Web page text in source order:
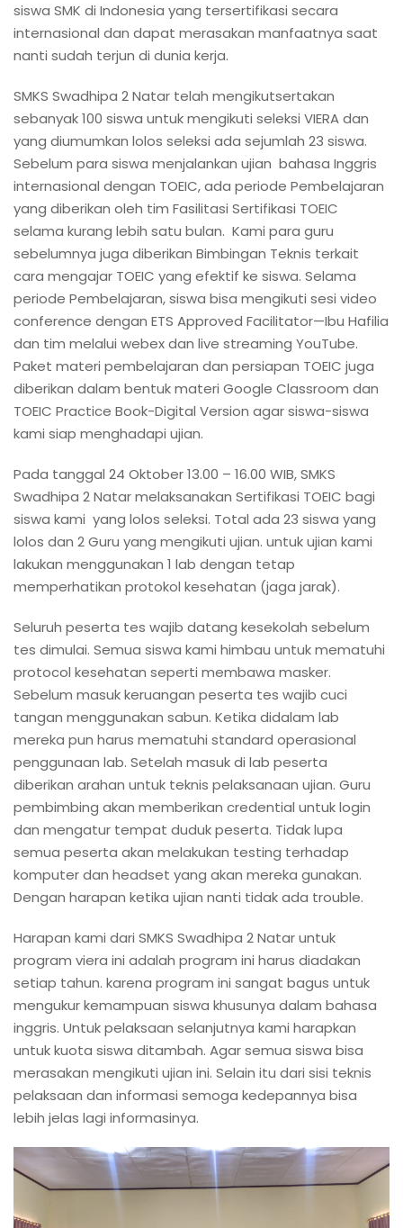
siswa SMK di Indonesia yang tersertifikasi secara
internasional dan dapat merasakan manfaatnya saat
nanti sudah terjun di dunia kerja.
SMKS Swadhipa 2 Natar telah mengikutsertakan
sebanyak 100 siswa untuk mengikuti seleksi VIERA dan
yang diumumkan lolos seleksi ada sejumlah 23 siswa.
Sebelum para siswa menjalankan ujian bahasa Inggris
internasional dengan TOEIC, ada periode Pembelajaran
yang diberikan oleh tim Fasilitasi Sertifikasi TOEIC
selama kurang lebih satu bulan. Kami para guru
sebelumnya juga diberikan Bimbingan Teknis terkait
cara mengajar TOEIC yang efektif ke siswa. Selama
periode Pembelajaran, siswa bisa mengikuti sesi video
conference dengan ETS Approved Facilitator—Ibu Hafilia
dan tim melalui webex dan live streaming YouTube.
Paket materi pembelajaran dan persiapan TOEIC juga
diberikan dalam bentuk materi Google Classroom dan
TOEIC Practice Book-Digital Version agar siswa-siswa
kami siap menghadapi ujian.
Pada tanggal 24 Oktober 13.00 – 16.00 WIB, SMKS
Swadhipa 2 Natar melaksanakan Sertifikasi TOEIC bagi
siswa kami yang lolos seleksi. Total ada 23 siswa yang
lolos dan 2 Guru yang mengikuti ujian. untuk ujian kami
lakukan menggunakan 1 lab dengan tetap
memperhatikan protokol kesehatan (jaga jarak).
Seluruh peserta tes wajib datang kesekolah sebelum
tes dimulai. Semua siswa kami himbau untuk mematuhi
protocol kesehatan seperti membawa masker.
Sebelum masuk keruangan peserta tes wajib cuci
tangan menggunakan sabun. Ketika didalam lab
mereka pun harus mematuhi standard operasional
penggunaan lab. Setelah masuk di lab peserta
diberikan arahan untuk teknis pelaksanaan ujian. Guru
pembimbing akan memberikan credential untuk login
dan mengatur tempat duduk peserta. Tidak lupa
semua peserta akan melakukan testing terhadap
komputer dan headset yang akan mereka gunakan.
Dengan harapan ketika ujian nanti tidak ada trouble.
Harapan kami dari SMKS Swadhipa 2 Natar untuk
program viera ini adalah program ini harus diadakan
setiap tahun. karena program ini sangat bagus untuk
mengukur kemampuan siswa khusunya dalam bahasa
inggris. Untuk pelaksaan selanjutnya kami harapkan
untuk kuota siswa ditambah. Agar semua siswa bisa
merasakan mengikuti ujian ini. Selain itu dari sisi teknis
pelaksaan dan informasi semoga kedepannya bisa
lebih jelas lagi informasinya.